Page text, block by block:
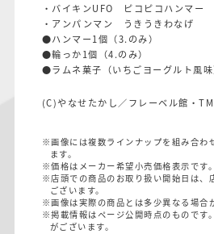
・バイキンUFO ピコピコハンマー
・アンパンマン うきうきわなげ
●ハンマー1個（3.のみ）
●輪っか1個（4.のみ）
●ラムネ菓子（いちごヨーグルト風
(C)やなせたかし／フレーベル館・
※画像には複数ラインナップを組み合わ
ます。
※価格はメーカー希望小売価格表示です。
※店頭での商品のお取り扱い開始日は、
ございます。
※画像は実際の商品とは多少異なる場合
※掲載情報はページ公開時点のものです
がございます。